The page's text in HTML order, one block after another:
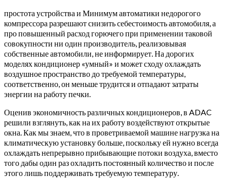
простота устройства и Минимум автоматики недорогого
компрессора разрешают снизить себестоимость автомобиля, а
про повышенный расход горючего при применении таковой
совокупности ни один производитель, реализовывая
собственные автомобили, не информирует. На дорогих
моделях кондиционер «умный» и может сходу охлаждать
воздушное пространство до требуемой температуры,
соответственно, он меньше трудится и отпадают затраты
энергии на работу печки.
Оценив экономичность различных кондиционеров, в ADAC
решили взглянуть, как на их работу воздействуют открытые
окна. Как мы знаем, что в проветриваемой машине нагрузка на
климатическую установку больше, поскольку ей нужно всегда
охлаждать непрерывно прибывающие потоки воздуха, вместо
того дабы один раз охладить постоянный количество и после
этого лишь поддерживать требуемую температуру.